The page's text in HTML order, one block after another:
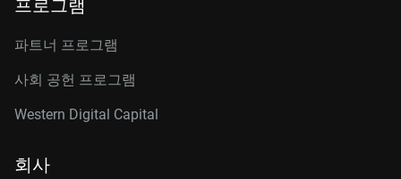
프로그램
파트너 프로그램
사회 공헌 프로그램
Western Digital Capital
회사